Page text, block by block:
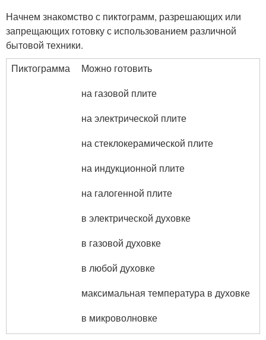
Начнем знакомство с пиктограмм, разрешающих или
запрещающих готовку с использованием различной
бытовой техники.
Пиктограмма
Можно готовить
на газовой плите
на электрической плите
на стеклокерамической плите
на индукционной плите
на галогенной плите
в электрической духовке
в газовой духовке
в любой духовке
максимальная температура в духовке
в микроволновке